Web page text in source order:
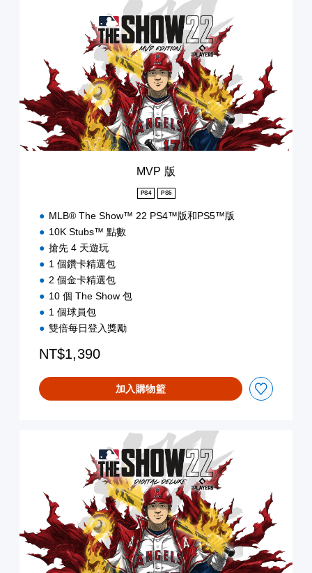
MVP 版
PS4 PS5
MLB® The Show™ 22 PS4™版和PS5™版
10K Stubs™ 點數
搶先 4 天遊玩
1 個鑽卡精選包
2 個金卡精選包
10 個 The Show 包
1 個球員包
雙倍每日登入獎勵
NT$1,390
加入購物籃